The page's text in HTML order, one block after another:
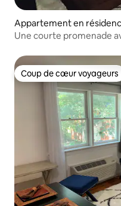
Appartement en
Une courte promenade
Coup de cœur voyageurs
Coup de cœur voyageurs